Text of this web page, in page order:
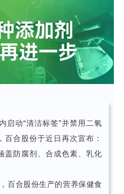
启动“清洁标签”并禁用二氧
合股份于近日再次宣布：
盖防腐剂、合成色素、乳化
百合股份生产的营养保健食